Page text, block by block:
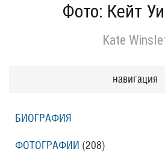
Фото: Кейт
Kate
навигация
БИОГРАФИЯ
ФОТОГРАФИИ (208)